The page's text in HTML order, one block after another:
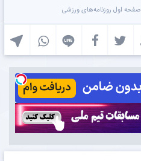
صفحه اول روزنامه‌های ورزشی